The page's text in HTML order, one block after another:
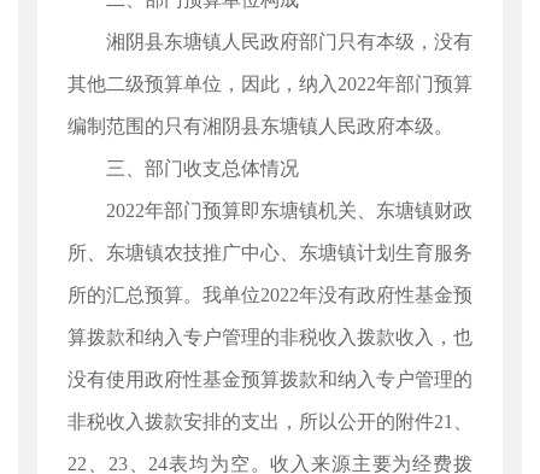
湘阴县东塘镇人民政府部门只有本级，没有
其他二级预算单位，因此，纳入2022年部门预算
编制范围的只有湘阴县东塘镇人民政府本级。
三、部门收支总体情况
2022年部门预算即东塘镇机关、东塘镇财政
所、东塘镇农技推广中心、东塘镇计划生育服务
所的汇总预算。我单位2022年没有政府性基金预
算拨款和纳入专户管理的非税收入拨款收入，也
没有使用政府性基金预算拨款和纳入专户管理的
非税收入拨款安排的支出，所以公开的附件21、
22、23、24表均为空。收入来源主要为经费拨